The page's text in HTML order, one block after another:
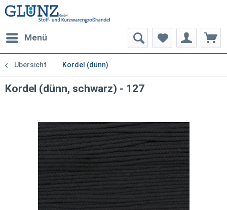
Menü
Übersicht Kordel (dünn)
Kordel (dünn, schwarz) - 127